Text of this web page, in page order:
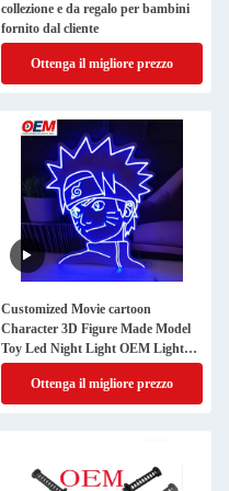
collezione e da regalo per bambini
fornito dal cliente
Ottenga il migliore prezzo
Customized Movie cartoon
Character 3D Figure Made Model
Toy Led Night Light OEM Light
Toy Manufacturer
Ottenga il migliore prezzo